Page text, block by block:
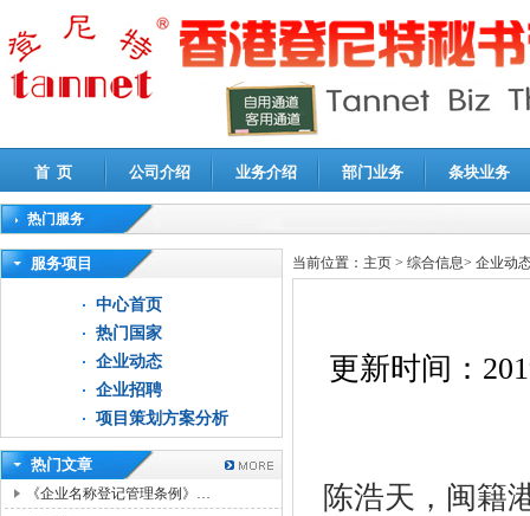
首 页 公司介绍 业务介绍 部门业务 条块业务
热门服务
高新技术企业认定审计|企业所得税汇算清缴申报鉴证
服务项目
中心首页
热门国家
企业动态
企业招聘
项目策划方案分析
热门文章
《企业名称登记管理条例》…
当前位置： 主页 > 综合信息> 企业动
更新时间：
陈浩天，闽籍